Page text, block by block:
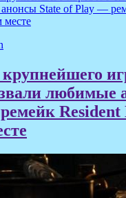
State of Play —
месте
любимые
Resident